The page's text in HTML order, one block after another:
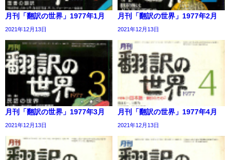
月刊「翻訳の世界」1977年1月
2021年12月13日
月刊「翻訳の世界」1977年2月
2021年12月13日
月刊「翻訳の世界」1977年3月
2021年12月13日
月刊「翻訳の世界」1977年4月
2021年12月13日